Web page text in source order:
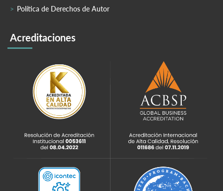
Política de Derechos de Autor
Acreditaciones